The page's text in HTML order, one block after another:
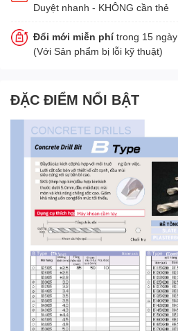
Duyệt nhanh - KHÔNG cần thẻ
Đổi mới miễn phítrong 15 ngày
(Với Sản phẩm bị lỗi kỹ thuật)
ĐẶC ĐIỂM NỔI BẬT